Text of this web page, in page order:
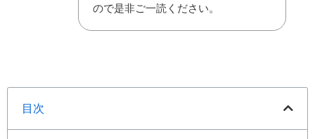
ので是非ご一読ください。
目次